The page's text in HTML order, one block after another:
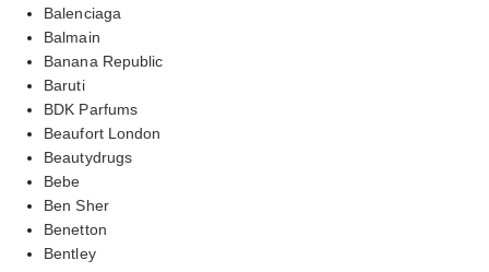
Balenciaga
Balmain
Banana Republic
Baruti
BDK Parfums
Beaufort London
Beautydrugs
Bebe
Ben Sher
Benetton
Bentley